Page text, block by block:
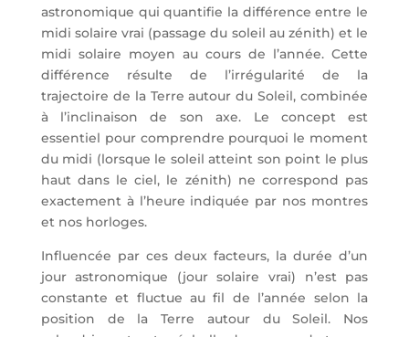
astronomique qui quantifie la différence entre le
midi solaire vrai (passage du soleil au zénith) et le
midi solaire moyen au cours de l’année. Cette
différence résulte de l’irrégularité de la
trajectoire de la Terre autour du Soleil, combinée
à l’inclinaison de son axe. Le concept est
essentiel pour comprendre pourquoi le moment
du midi (lorsque le soleil atteint son point le plus
haut dans le ciel, le zénith) ne correspond pas
exactement à l’heure indiquée par nos montres
et nos horloges.
Influencée par ces deux facteurs, la durée d’un
jour astronomique (jour solaire vrai) n’est pas
constante et fluctue au fil de l’année selon la
position de la Terre autour du Soleil. Nos